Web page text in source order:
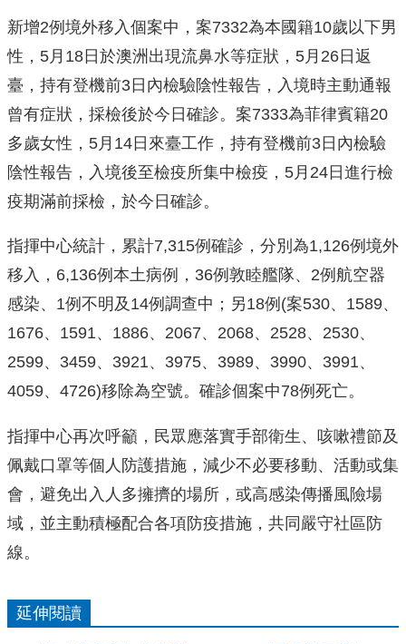
新增2例境外移入個案中，案7332為本國籍10歲以下男
性，5月18日於澳洲出現流鼻水等症狀，5月26日返
臺，持有登機前3日內檢驗陰性報告，入境時主動通報
曾有症狀，採檢後於今日確診。案7333為菲律賓籍20
多歲女性，5月14日來臺工作，持有登機前3日內檢驗
陰性報告，入境後至檢疫所集中檢疫，5月24日進行檢
疫期滿前採檢，於今日確診。
指揮中心統計，累計7,315例確診，分別為1,126例境外
移入，6,136例本土病例，36例敦睦艦隊、2例航空器
感染、1例不明及14例調查中；另18例(案530、1589、
1676、1591、1886、2067、2068、2528、2530、
2599、3459、3921、3975、3989、3990、3991、
4059、4726)移除為空號。確診個案中78例死亡。
指揮中心再次呼籲，民眾應落實手部衛生、咳嗽禮節及
佩戴口罩等個人防護措施，減少不必要移動、活動或集
會，避免出入人多擁擠的場所，或高感染傳播風險場
域，並主動積極配合各項防疫措施，共同嚴守社區防
線。
延伸閱讀